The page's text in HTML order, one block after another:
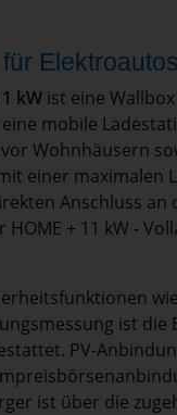
kW ist eine
mobile
vor Wohnhäusern
einer maximalen
Anschluss
HOME + 11 kW -
ist die
PV-
ist über die